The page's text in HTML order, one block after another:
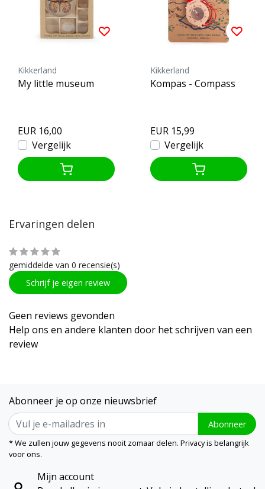
Kikkerland
My little museum
EUR 16,00
Vergelijk
Kikkerland
Kompas - Compass
EUR 15,99
Vergelijk
Ervaringen delen
gemiddelde van 0 recensie(s)
Schrijf je eigen review
Geen reviews gevonden
Help ons en andere klanten door het schrijven van een
review
Abonneer je op onze nieuwsbrief
Abonneer
* We zullen jouw gegevens nooit zomaar delen. Privacy is belangrijk
voor ons.
Mijn account